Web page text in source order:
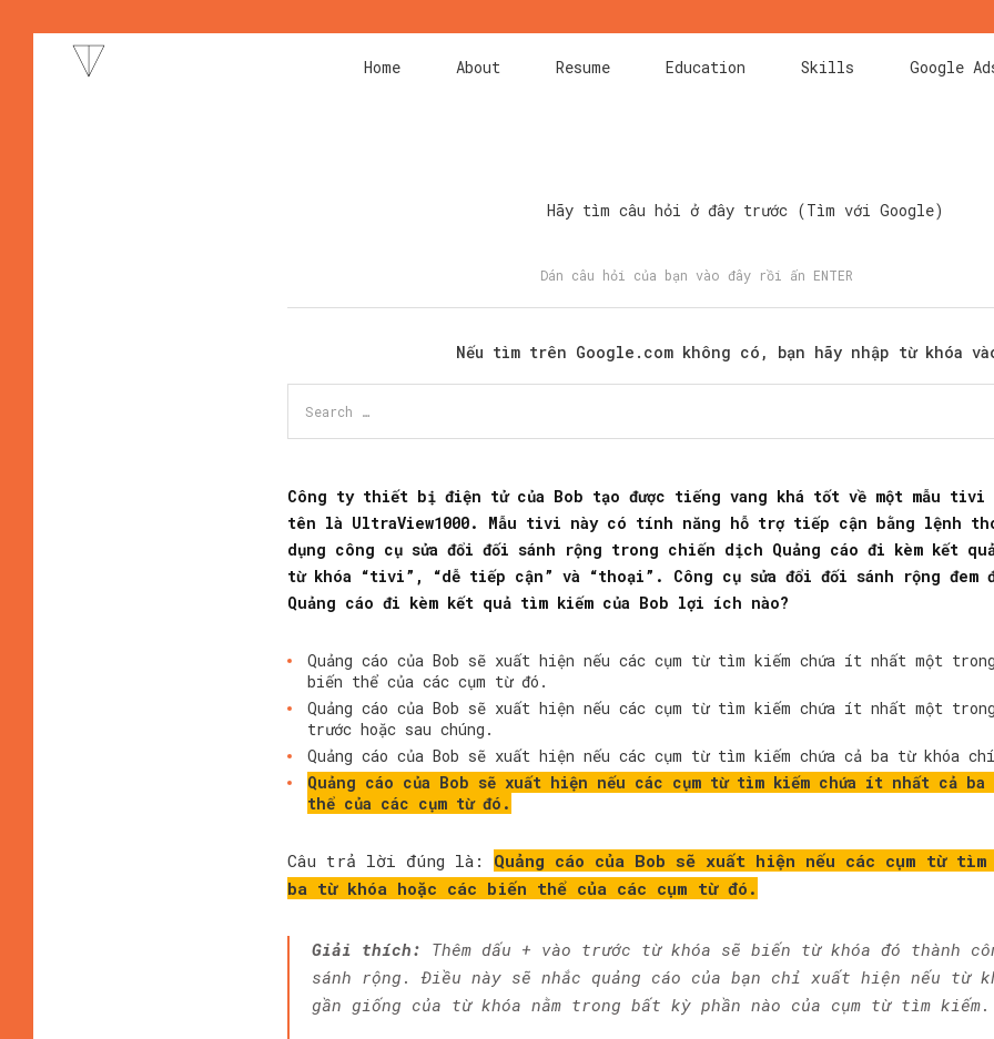
Home About Resume Education Skills Google
Hãy tìm câu hỏi ở đây trước (Tìm với Google)
Nếu tìm trên Google.com không có, bạn hãy nhập từ khóa
Công ty thiết bị điện tử của Bob tạo được tiếng vang khá tốt về một mẫu tivi
tên là UltraView1000. Mẫu tivi này có tính năng hỗ trợ tiếp cận bằng lệnh
dụng công cụ sửa đổi đối sánh rộng trong chiến dịch Quảng cáo đi kèm kết
từ khóa “tivi”, “dễ tiếp cận” và “thoại”. Công cụ sửa đổi đối sánh rộng đem
Quảng cáo đi kèm kết quả tìm kiếm của Bob lợi ích nào?
Quảng cáo của Bob sẽ xuất hiện nếu các cụm từ tìm kiếm chứa ít nhất một
biến thể của các cụm từ đó.
Quảng cáo của Bob sẽ xuất hiện nếu các cụm từ tìm kiếm chứa ít nhất một
trước hoặc sau chúng.
Quảng cáo của Bob sẽ xuất hiện nếu các cụm từ tìm kiếm chứa cả ba từ khóa
Quảng cáo của Bob sẽ xuất hiện nếu các cụm từ tìm kiếm chứa ít nhất cả
thể của các cụm từ đó.
Câu trả lời đúng là: Quảng cáo của Bob sẽ xuất hiện nếu các cụm từ
ba từ khóa hoặc các biến thể của các cụm từ đó.
Giải thích: Thêm dấu + vào trước từ khóa sẽ biến từ khóa đó thành
sánh rộng. Điều này sẽ nhắc quảng cáo của bạn chỉ xuất hiện nếu từ
gần giống của từ khóa nằm trong bất kỳ phần nào của cụm từ tìm kiếm.